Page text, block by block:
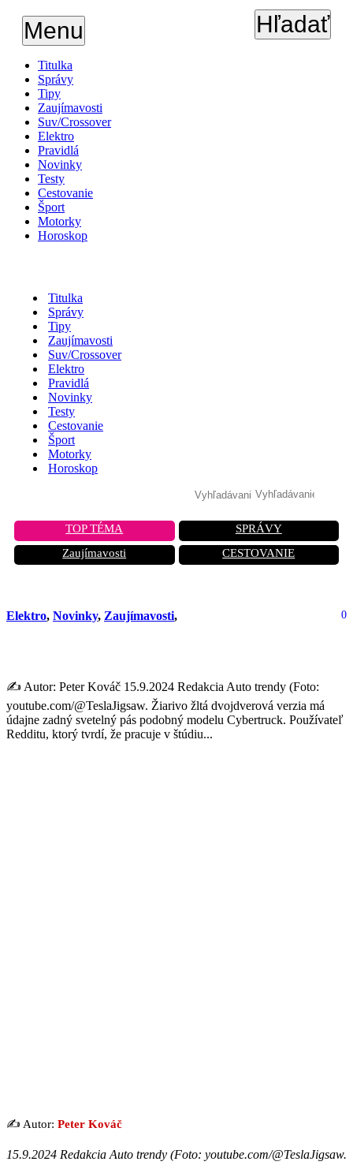
Menu Hľadať
Titulka
Správy
Tipy
Zaujímavosti
Suv/Crossover
Elektro
Pravidlá
Novinky
Testy
Cestovanie
Šport
Motorky
Horoskop
Titulka
Správy
Tipy
Zaujímavosti
Suv/Crossover
Elektro
Pravidlá
Novinky
Testy
Cestovanie
Šport
Motorky
Horoskop
TOP TÉMA
SPRÁVY
Zaujímavosti
CESTOVANIE
Elektro, Novinky, Zaujímavosti, 0
✍️ Autor: Peter Kováč 15.9.2024 Redakcia Auto trendy (Foto:
youtube.com/@TeslaJigsaw. Žiarivo žltá dvojdverová verzia má
údajne zadný svetelný pás podobný modelu Cybertruck. Používateľ
Redditu, ktorý tvrdí, že pracuje v štúdiu...
✍️ Autor: Peter Kováč
15.9.2024 Redakcia Auto trendy (Foto: youtube.com/@TeslaJigsaw.